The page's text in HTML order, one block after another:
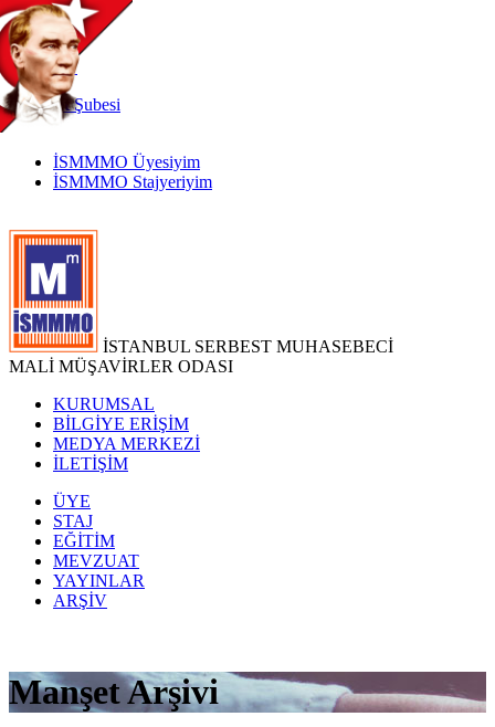
TR
|
EN
İnternetŞubesi
İSMMMO Üyesiyim
İSMMMO Stajyeriyim
İSTANBUL SERBEST MUHASEBECİ
MALİ MÜŞAVİRLER ODASI
KURUMSAL
BİLGİYE ERİŞİM
MEDYA MERKEZİ
İLETİŞİM
ÜYE
STAJ
EĞİTİM
MEVZUAT
YAYINLAR
ARŞİV
Manşet Arşivi